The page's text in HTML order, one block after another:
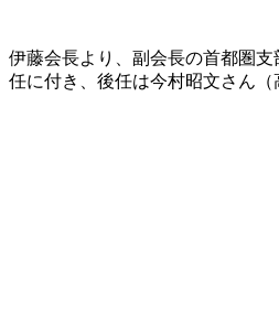
伊藤会長より、副会長の首都圏
任に付き、後任は今村昭文さん（